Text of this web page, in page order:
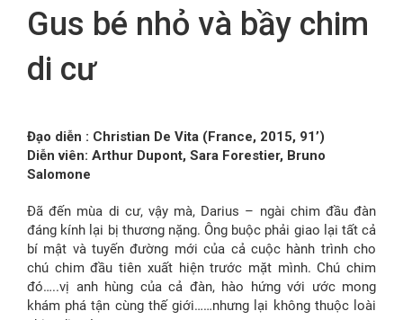
FR
Gus bé nhỏ và bầy chim
di cư
Đạo diễn : Christian De Vita (France, 2015, 91’)
Diễn viên: Arthur Dupont, Sara Forestier, Bruno
Salomone
Đã đến mùa di cư, vậy mà, Darius – ngài chim đầu đàn
đáng kính lại bị thương nặng. Ông buộc phải giao lại tất cả
bí mật và tuyến đường mới của cả cuộc hành trình cho
chú chim đầu tiên xuất hiện trước mặt mình. Chú chim
đó…..vị anh hùng của cả đàn, hào hứng với ước mong
khám phá tận cùng thế giới……nhưng lại không thuộc loài